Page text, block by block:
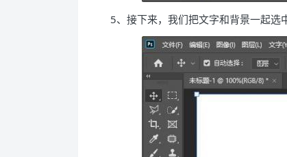
5、接下来，我们把文字和背景一起选